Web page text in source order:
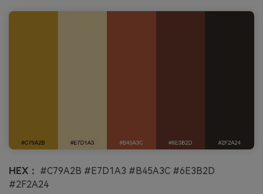
HEX： #C79A2B #E7D1A3 #B45A3C #6E3B2D
#2F2A24